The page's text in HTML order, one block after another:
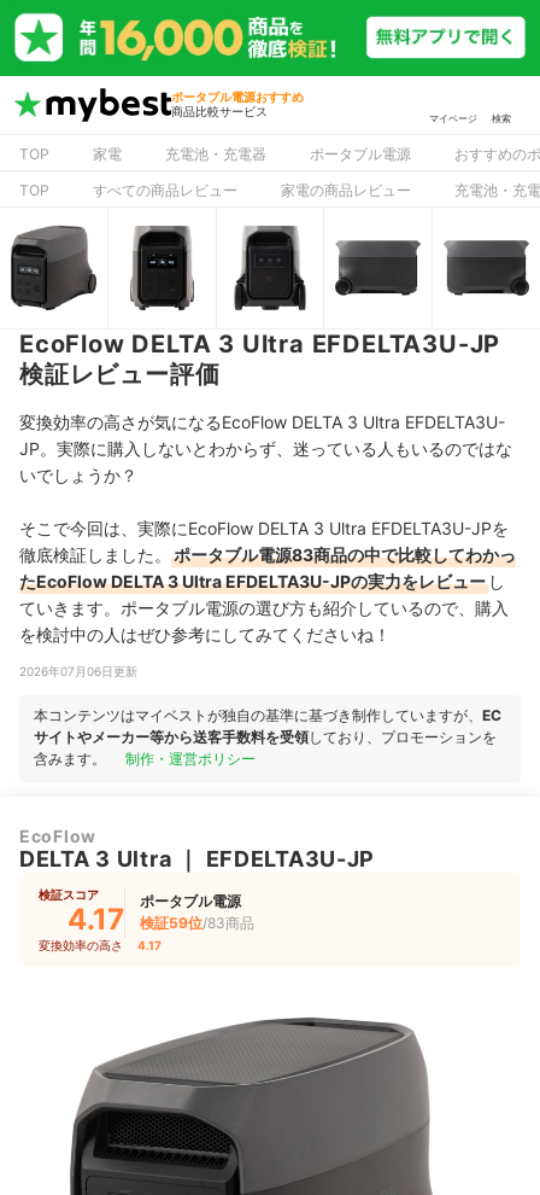
ポータブル電源おすすめ
商品比較サービス
マイページ 検索
TOP 家電 充電池・充電器 ポータブル電源
おすすめの
TOP
すべての商品レビュー 家電の商品レビュー 充電池・充
EcoFlow DELTA 3 Ultra EFDELTA3U-JP
検証レビュー評価
変換効率の高さが気になるEcoFlow DELTA 3 Ultra EFDELTA3U-
JP。実際に購入しないとわからず、迷っている人もいるのではな
いでしょうか？
そこで今回は、実際にEcoFlow DELTA 3 Ultra EFDELTA3U-JPを
徹底検証しました。
ポータブル電源83商品の中で比較してわかっ
たEcoFlow DELTA 3 Ultra EFDELTA3U-JPの実力をレビュー し
ていきます。ポータブル電源の選び方も紹介しているので、購入
を検討中の人はぜひ参考にしてみてくださいね！
2026年07月06日更新
本コンテンツはマイベストが独自の基準に基づき制作していますが、 EC
サイトやメーカー等から送客手数料を受領しており、プロモーションを
含みます。
制作・運営ポリシー
EcoFlow
DELTA 3 Ultra EFDELTA3U-JP
検証スコア
4.17
ポータブル電源
検証59位/83商品
変換効率の高さ 4.17